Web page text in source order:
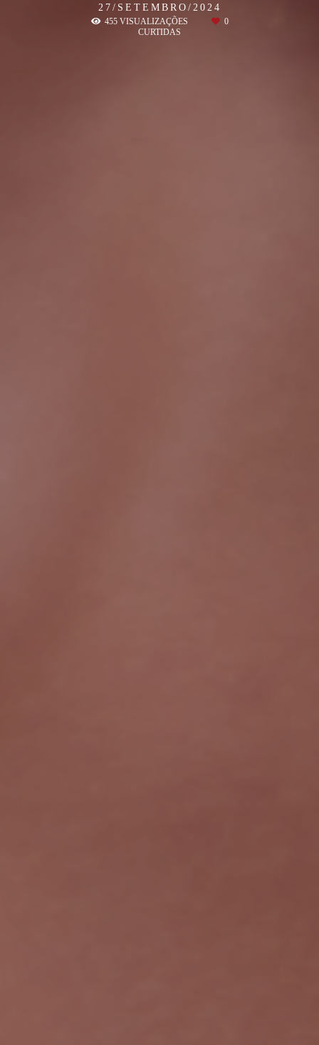
27/SETEMBRO/2024
455VISUALIZAÇÕES
0
CURTIDAS